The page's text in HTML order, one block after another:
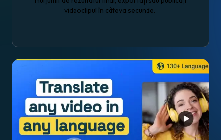
videoclipul în câteva secunde.